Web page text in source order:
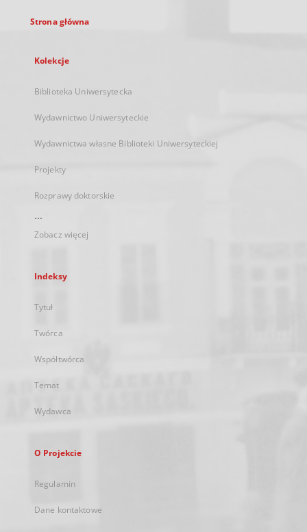
Strona główna
Kolekcje
Biblioteka Uniwersytecka
Wydawnictwo Uniwersyteckie
Wydawnictwa własne Biblioteki Uniwersyteckiej
Projekty
Rozprawy doktorskie
...
Zobacz więcej
Indeksy
Tytuł
Twórca
Współtwórca
Temat
Wydawca
O Projekcie
Regulamin
Dane kontaktowe